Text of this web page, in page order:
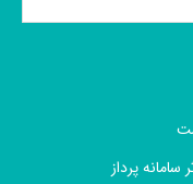
سامانه پرداز